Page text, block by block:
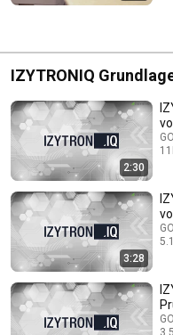
IZYTRONIQ
Datenimport
2:30
3:28